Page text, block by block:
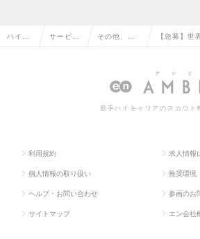
ハイク サービ その他、サ
通系の転職
【急募】世
／実働7時
若手ハイキャリアのスカウト
利用規約 求人情報
個人情報の取り扱い 推奨環境
ヘルプ・お問い合わせ 参画のお
サイトマップ エン会社